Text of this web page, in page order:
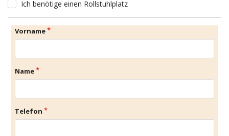
Ich benötige einen Rollstuhlplatz
Vorname
Name
Telefon